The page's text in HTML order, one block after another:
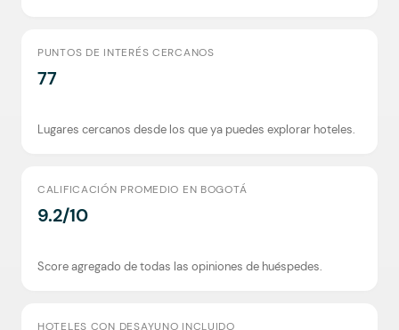
PUNTOS DE INTERÉS CERCANOS
77
Lugares cercanos desde los que ya puedes explorar hoteles.
CALIFICACIÓN PROMEDIO EN BOGOTÁ
9.2/10
Score agregado de todas las opiniones de huéspedes.
HOTELES CON DESAYUNO INCLUIDO